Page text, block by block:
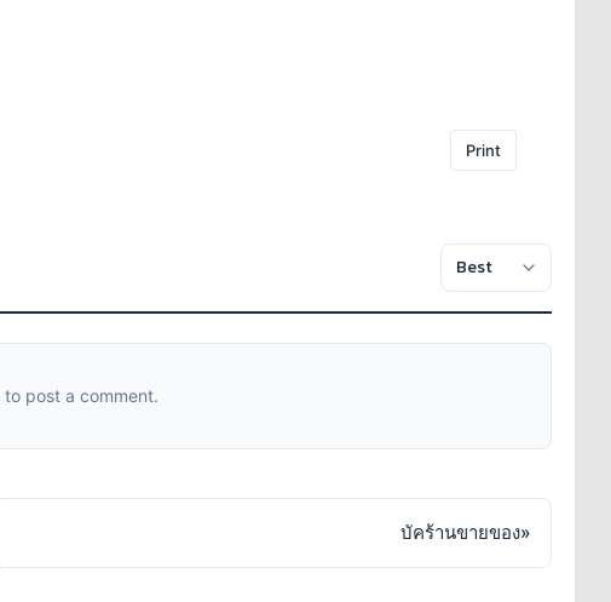
Print
to post a comment.
บัคร้านขายของ»